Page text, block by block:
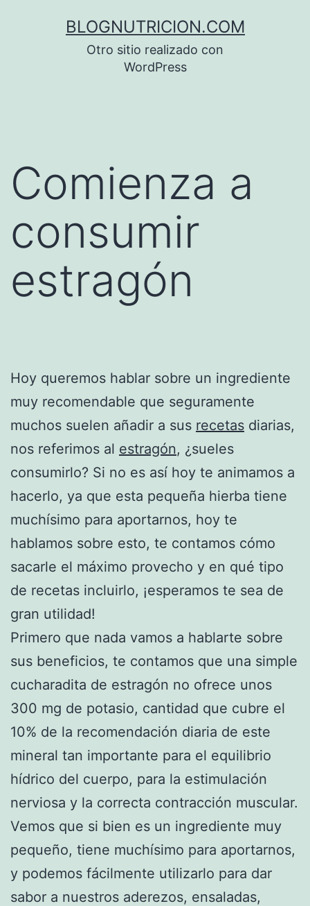
BLOGNUTRICION.COM
Otro sitio realizado con
WordPress
Comienza a
consumir
estragón
Hoy queremos hablar sobre un ingrediente
muy recomendable que seguramente
muchos suelen añadir a sus recetas diarias,
nos referimos al estragón, ¿sueles
consumirlo? Si no es así hoy te animamos a
hacerlo, ya que esta pequeña hierba tiene
muchísimo para aportarnos, hoy te
hablamos sobre esto, te contamos cómo
sacarle el máximo provecho y en qué tipo
de recetas incluirlo, ¡esperamos te sea de
gran utilidad!
Primero que nada vamos a hablarte sobre
sus beneficios, te contamos que una simple
cucharadita de estragón no ofrece unos
300 mg de potasio, cantidad que cubre el
10% de la recomendación diaria de este
mineral tan importante para el equilibrio
hídrico del cuerpo, para la estimulación
nerviosa y la correcta contracción muscular.
Vemos que si bien es un ingrediente muy
pequeño, tiene muchísimo para aportarnos,
y podemos fácilmente utilizarlo para dar
sabor a nuestros aderezos, ensaladas,